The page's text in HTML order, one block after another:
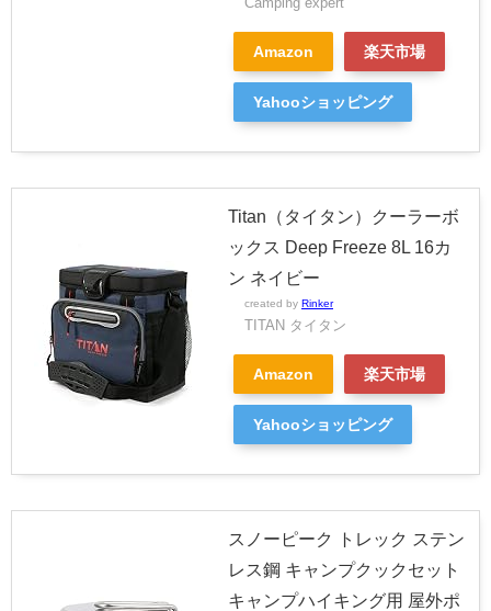
Amazon 楽天市場
Yahooショッピング
Titan（タイタン）クーラーボ
ックス Deep Freeze 8L 16カ
ン ネイビー
created by Rinker
TITAN タイタン
Amazon 楽天市場
Yahooショッピング
スノーピーク トレック ステン
レス鋼 キャンプクックセット
キャンプハイキング用 屋外ポ